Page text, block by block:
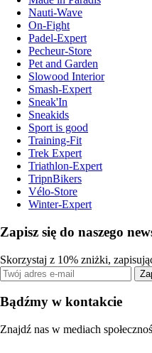
Nauti-Wave
On-Fight
Padel-Expert
Pecheur-Store
Pet and Garden
Slowood Interior
Smash-Expert
Sneak'In
Sneakids
Sport is good
Training-Fit
Trek Expert
Triathlon-Expert
TripnBikers
Vélo-Store
Winter-Expert
Zapisz się do naszego
Skorzystaj z 10% zniżki,
Bądźmy w kontakcie
Znajdź nas w mediach